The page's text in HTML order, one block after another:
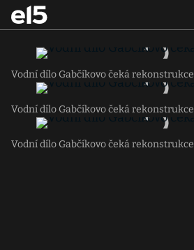
Vodní dílo Gabčíkovo čeká rekonstrukce
Vodní dílo Gabčíkovo čeká rekonstrukce
Vodní dílo Gabčíkovo čeká rekonstrukce